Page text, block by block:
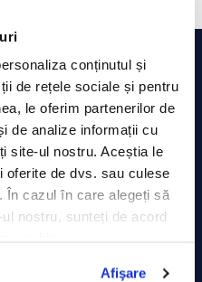
conținutul și
de rețele sociale și pentru
le oferim partenerilor de
de analize informații cu
site-ul nostru. Aceștia le
oferite de dvs. sau culese
În cazul în care alegeți să
nostru, sunteți de acord
Afişare
ȘI CONFIGUREAZĂ
PREȚ!
ECONOMIE